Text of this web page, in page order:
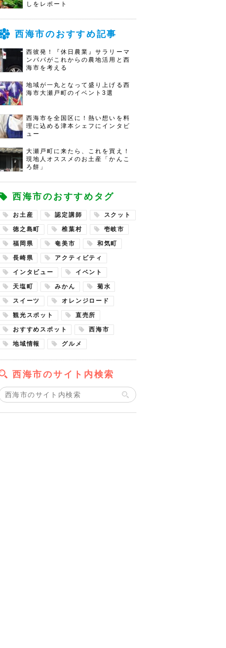
しをレポート
西海市のおすすめ記事
西彼発！『休日農業』サラリーマ
ンパパがこれからの農地活用と西
海市を考える
地域が一丸となって盛り上げる西
海市大瀬戸町のイベント3選
西海市を全国区に！熱い想いを料
理に込める津本シェフにインタビ
ュー
大瀬戸町に来たら、これを買え！
現地人オススメのお土産「かんこ
ろ餅」
西海市のおすすめタグ
お土産 認定講師 スクット
徳之島町 椎葉村 壱岐市
福岡県 奄美市 和気町
長崎県 アクティビティ
インタビュー イベント
天塩町 みかん 菊水
スイーツ オレンジロード
観光スポット 直売所
おすすめスポット 西海市
地域情報 グルメ
西海市のサイト内検索